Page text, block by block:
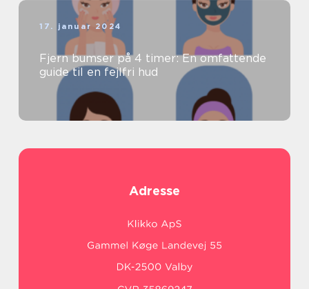
17. januar 2024
Fjern bumser på 4 timer: En omfattende
guide til en fejlfri hud
Adresse